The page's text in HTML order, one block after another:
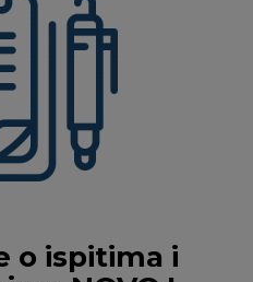
o ispitima i